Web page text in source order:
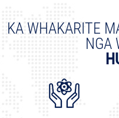
KA WHAKARITE
NGA